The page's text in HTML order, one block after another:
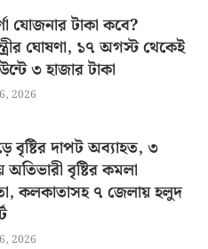
যোজনার টাকা কবে?
ঘোষণা, ১৭ অগস্ট থেকেই
৩ হাজার টাকা
2026
বৃষ্টির দাপট অব্যাহত, ৩
বৃষ্টির কমলা
কলকাতাসহ ৭ জেলায় হলুদ
2026